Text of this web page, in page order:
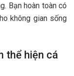
Bạn hoàn toàn có
không gian sống
thể hiện cá